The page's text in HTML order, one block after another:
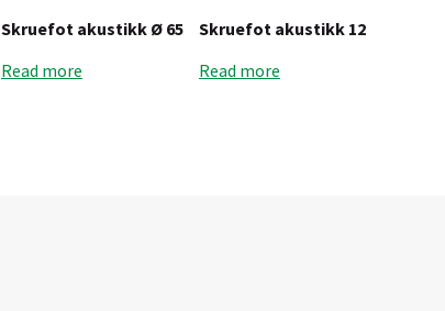
Skruefot akustikk Ø 65
Read more
Skruefot akustikk 12
Read more